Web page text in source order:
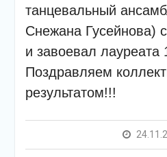
Наша землячка
Всероссийского
конкурса
танцевальный
Снежана Гусейнова)
и завоевал лауреата
Поздравляем
результатом!!!